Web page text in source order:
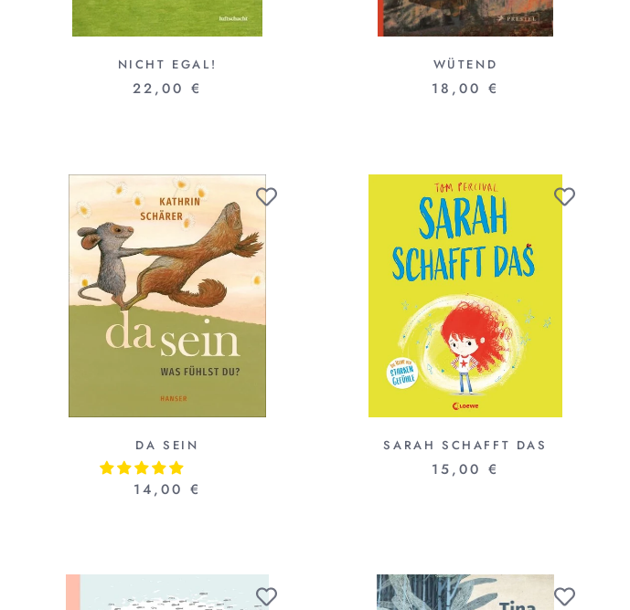
NICHT EGAL!
22,00 €
WÜTEND
18,00 €
DA SEIN
14,00 €
SARAH SCHAFFT DAS
15,00 €